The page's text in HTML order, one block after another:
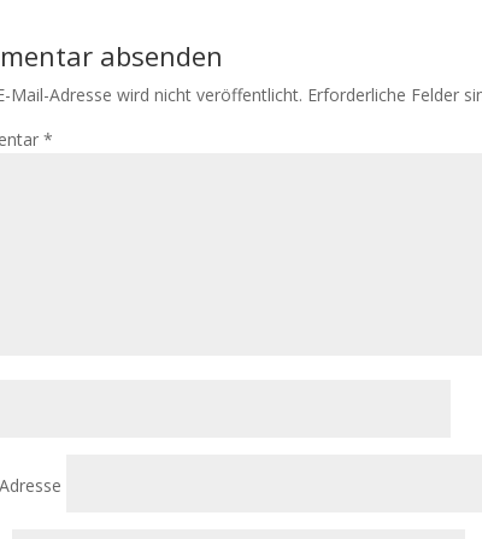
absenden
Mail-Adresse wird nicht veröffentlicht. Erforderliche Felder
*